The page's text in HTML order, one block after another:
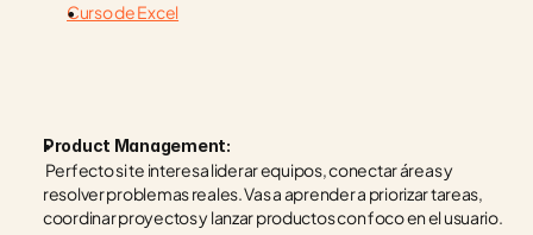
Curso de Excel
Product Management:
resolver problemas reales. Vas a aprender a priorizar tareas,
coordinar proyectos y lanzar productos con foco en el usuario.